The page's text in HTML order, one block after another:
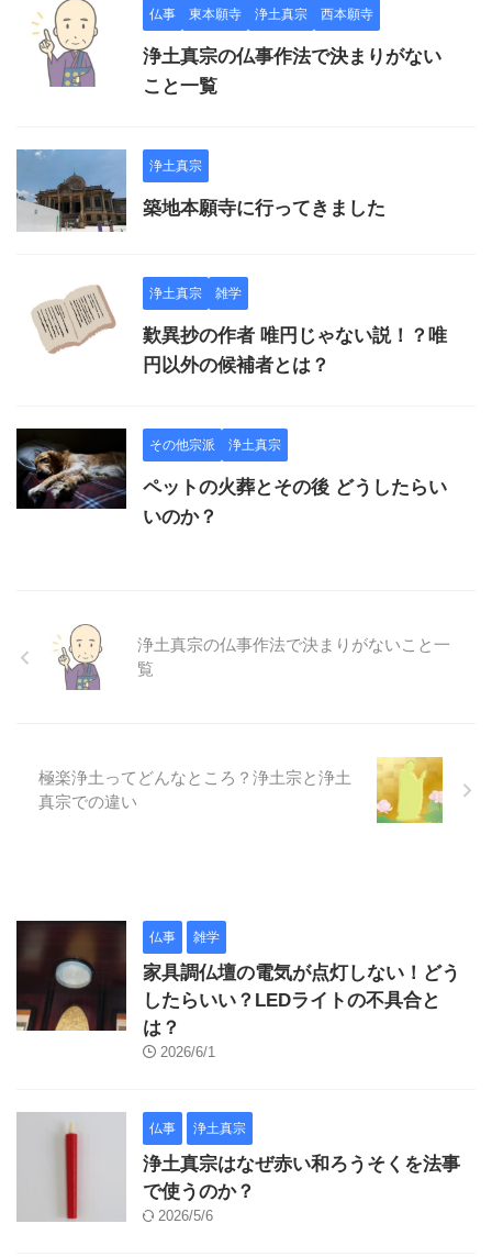
仏事 東本願寺 浄土真宗 西本願寺
浄土真宗の仏事作法で決まりがない
こと一覧
浄土真宗
築地本願寺に行ってきました
浄土真宗 雑学
歎異抄の作者 唯円じゃない説！？唯
円以外の候補者とは？
その他宗派 浄土真宗
ペットの火葬とその後 どうしたらい
いのか？
浄土真宗の仏事作法で決まりがないこと一
覧
極楽浄土ってどんなところ？浄土宗と浄土
真宗での違い
仏事 雑学
家具調仏壇の電気が点灯しない！どう
したらいい？LEDライトの不具合と
は？
2026/6/1
仏事 浄土真宗
浄土真宗はなぜ赤い和ろうそくを法事
で使うのか？
2026/5/6